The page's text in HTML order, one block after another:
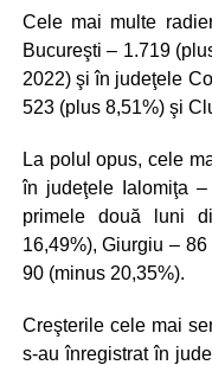
Cele mai multe
Bucureşti – 1.719
2022) şi în judeţele
523 (plus 8,51%) şi
La polul opus, cele
în judeţele Ialomiţa
primele două luni
16,49%), Giurgiu –
90 (minus 20,35%).
Creşterile cele mai
s-au înregistrat în